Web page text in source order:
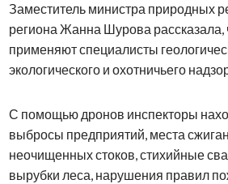
Заместитель министра природных
региона Жанна Шурова рассказала,
применяют специалисты
экологического и охотничьего
С помощью дронов инспекторы
выбросы предприятий, места
неочищенных стоков, стихийные
вырубки леса, нарушения правил